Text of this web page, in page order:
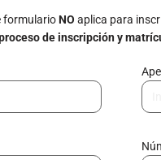
formularioNO aplica para
de inscripción y